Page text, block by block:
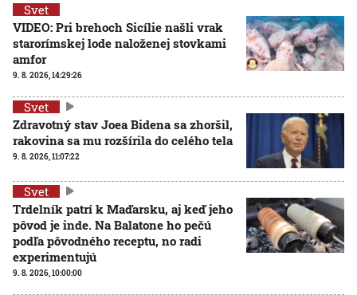
Svet
VIDEO: Pri brehoch Sicílie našli vrak
starorímskej lode naloženej stovkami
amfor
9. 8. 2026, 14:29:26
Svet
Zdravotný stav Joea Bidena sa zhoršil,
rakovina sa mu rozšírila do celého tela
9. 8. 2026, 11:07:22
Svet
Trdelník patrí k Maďarsku, aj keď jeho
pôvod je inde. Na Balatone ho pečú
podľa pôvodného receptu, no radi
experimentujú
9. 8. 2026, 10:00:00